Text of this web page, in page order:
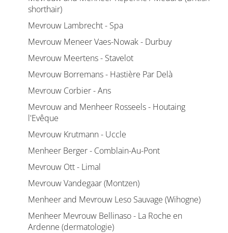
shorthair)
Mevrouw Lambrecht - Spa
Mevrouw Meneer Vaes-Nowak - Durbuy
Mevrouw Meertens - Stavelot
Mevrouw Borremans - Hastière Par Delà
Mevrouw Corbier - Ans
Mevrouw and Menheer Rosseels - Houtaing
l'Evêque
Mevrouw Krutmann - Uccle
Menheer Berger - Comblain-Au-Pont
Mevrouw Ott - Limal
Mevrouw Vandegaar (Montzen)
Menheer and Mevrouw Leso Sauvage (Wihogne)
Menheer Mevrouw Bellinaso - La Roche en
Ardenne (dermatologie)